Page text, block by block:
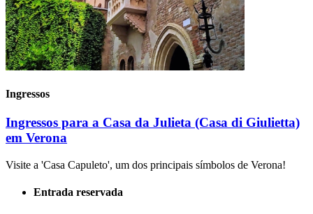
Ingressos
Ingressos para a Casa da Julieta (Casa di Giulietta)
em Verona
Visite a 'Casa Capuleto', um dos principais símbolos de Verona!
Entrada reservada